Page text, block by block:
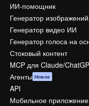
ИИ-помощник
Генератор
Генератор видео ИИ
Генератор голоса на
Стоковый контент
MCP для Claude/
Агенты Новое
API
Мобильное приложение